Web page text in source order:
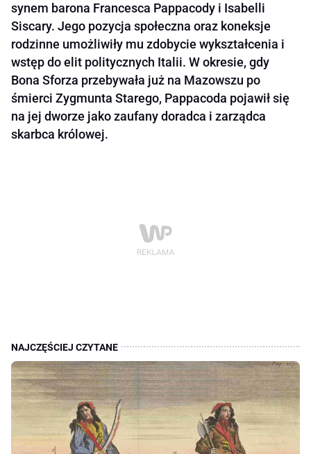
synem barona Francesca Pappacody i Isabelli
Siscary. Jego pozycja społeczna oraz koneksje
rodzinne umożliwiły mu zdobycie wykształcenia i
wstęp do elit politycznych Italii. W okresie, gdy
Bona Sforza przebywała już na Mazowszu po
śmierci Zygmunta Starego, Pappacoda pojawił się
na jej dworze jako zaufany doradca i zarządca
skarbca królowej.